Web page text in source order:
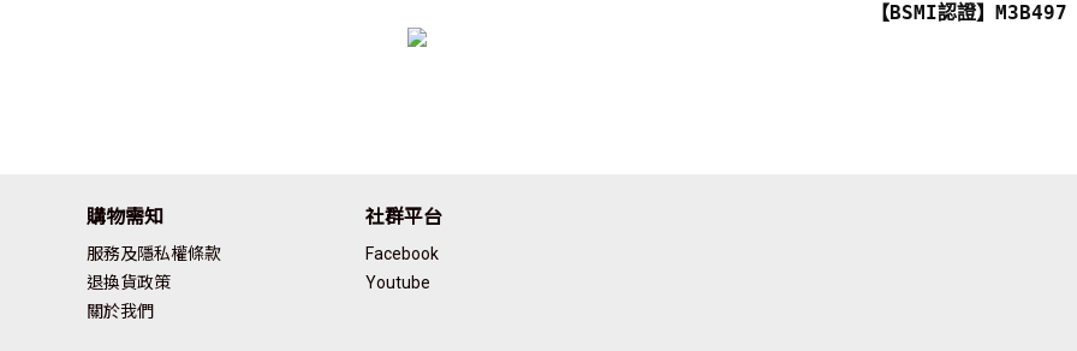
【BSMI認證】M3B497
購物需知
服務及隱私權條款
退換貨政策
關於我們
社群平台
Facebook
Youtube